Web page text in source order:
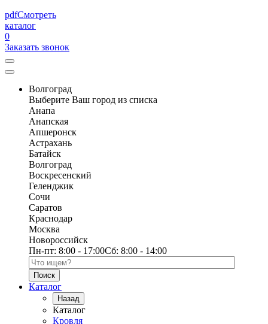
pdfСмотреть
каталог
0
Заказать звонок
Волгоград
Выберите Ваш город из списка
Анапа
Анапская
Апшеронск
Астрахань
Батайск
Волгоград
Воскресенский
Геленджик
Сочи
Саратов
Краснодар
Москва
Новороссийск
Пн-пт: 8:00 - 17:00Сб: 8:00 - 14:00
Поиск по каталогу
Каталог
Назад
Каталог
Кровля